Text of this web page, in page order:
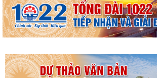
THƯỜNG TRỰC HĐND PHƯỜNG LƯU KIẾM
THƯỜNG KỲ THÁNG 8 NĂM 2026